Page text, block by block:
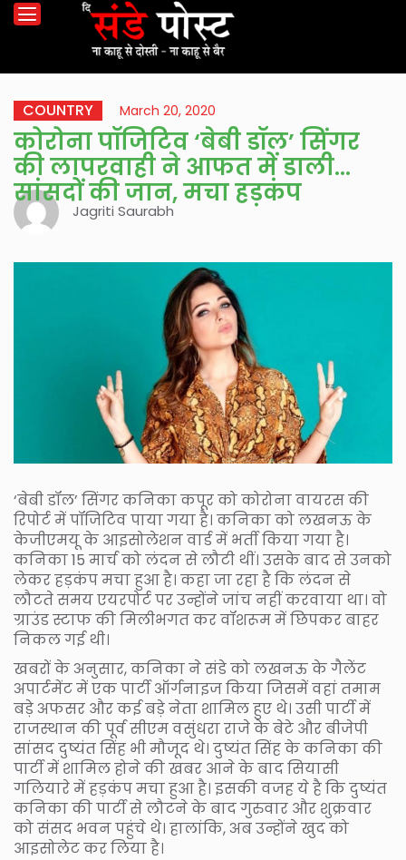
COUNTRY March 20, 2020
कोरोना पॉजिटिव ‘बेबी डॉल’ सिंगर
की लापरवाही ने आफत में डाली
सांसदों की जान, मचा हड़कंप
Jagriti Saurabh
‘बेबी डॉल’ सिंगर कनिका कपूर को कोरोना वायरस की
रिपोर्ट में पॉजिटिव पाया गया है। कनिका को लखनऊ के
केजीएमयू के आइसोलेशन वार्ड में भर्ती किया गया है।
कनिका 15 मार्च को लंदन से लौटी थीं। उसके बाद से उनको
लेकर हड़कंप मचा हुआ है। कहा जा रहा है कि लंदन से
लौटते समय एयरपोर्ट पर उन्होंने जांच नहीं करवाया था। वो
ग्राउंड स्टाफ की मिलीभगत कर वॉशरूम में छिपकर बाहर
निकल गई थी।
खबरों के अनुसार, कनिका ने संडे को लखनऊ के गैलेंट
अपार्टमेंट में एक पार्टी ऑर्गनाइज किया जिसमें वहां तमाम
बड़े अफसर और कई बड़े नेता शामिल हुए थे। उसी पार्टी में
राजस्थान की पूर्व सीएम वसुंधरा राजे के बेटे और बीजेपी
सांसद दुष्यंत सिंह भी मौजूद थे। दुष्यंत सिंह के कनिका की
पार्टी में शामिल होने की खबर आने के बाद सियासी
गलियारे में हड़कंप मचा हुआ है। इसकी वजह ये है कि दुष्यंत
कनिका की पार्टी से लौटने के बाद गुरुवार और शुक्रवार
को संसद भवन पहुंचे थे। हालांकि, अब उन्होंने खुद को
आइसोलेट कर लिया है।